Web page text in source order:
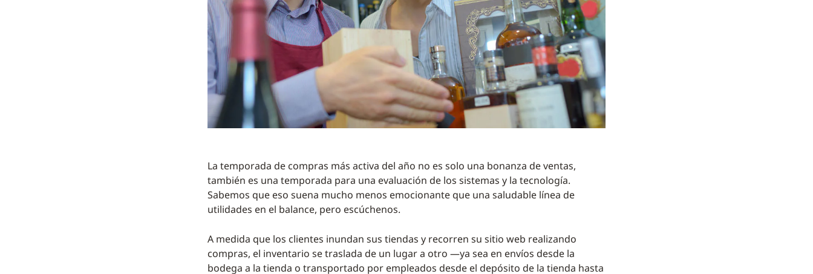
La temporada de compras más activa del año no es solo una bonanza de ventas,
también es una temporada para una evaluación de los sistemas y la tecnología.
Sabemos que eso suena mucho menos emocionante que una saludable línea de
utilidades en el balance, pero escúchenos.
A medida que los clientes inundan sus tiendas y recorren su sitio web realizando
compras, el inventario se traslada de un lugar a otro —ya sea en envíos desde la
bodega a la tienda o transportado por empleados desde el depósito de la tienda hasta